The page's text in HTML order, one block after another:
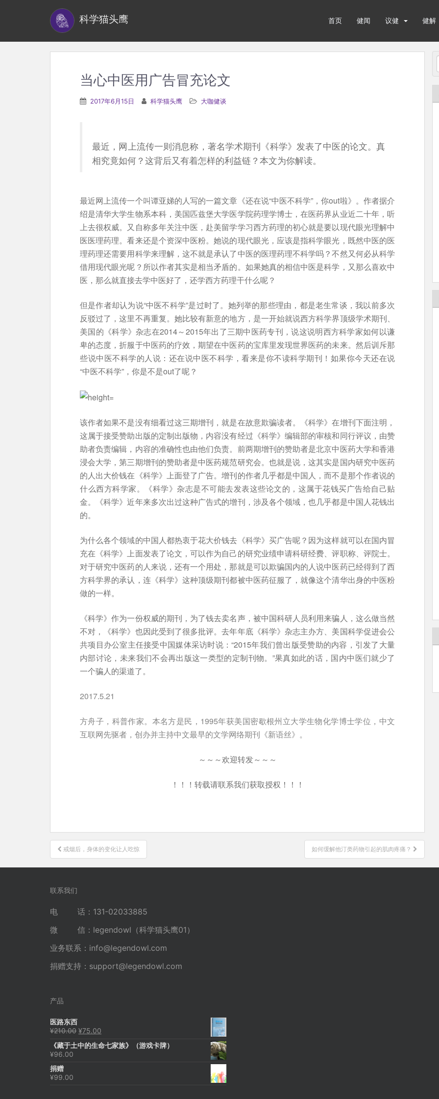
科学猫头鹰 首页 健闻 议健 健解
当心中医用广告冒充论文
2017年6月15日 科学猫头鹰 大咖健谈
最近，网上流传一则消息称，著名学术期刊《科学》发表了中医的论文。真
相究竟如何？这背后又有着怎样的利益链？本文为你解读。
最近网上流传一个叫谭亚娣的人写的一篇文章《还在说“中医不科学”，你out啦》。作者据介
绍是清华大学生物系本科，美国匹兹堡大学医学院药理学博士，在医药界从业近二十年，听
上去很权威。又自称多年关注中医，赴美留学学习西方药理的初心就是要以现代眼光理解中
医医理药理。看来还是个资深中医粉。她说的现代眼光，应该是指科学眼光，既然中医的医
理药理还需要用科学来理解，这不就是承认了中医的医理药理不科学吗？不然又何必从科学
借用现代眼光呢？所以作者其实是相当矛盾的。如果她真的相信中医是科学，又那么喜欢中
医，那么就直接去学中医好了，还学西方药理干什么呢？
但是作者却认为说“中医不科学”是过时了。她列举的那些理由，都是老生常谈，我以前多次
反驳过了，这里不再重复。她比较有新意的地方，是一开始就说西方科学界顶级学术期刊、
美国的《科学》杂志在2014～2015年出了三期中医药专刊，说这说明西方科学家如何以谦
卑的态度，折服于中医药的疗效，期望在中医药的宝库里发现世界医药的未来。然后训斥那
些说中医不科学的人说：还在说中医不科学，看来是你不读科学期刊！如果你今天还在说
“中医不科学”，你是不是out了呢？
该作者如果不是没有细看过这三期增刊，就是在故意欺骗读者。《科学》在增刊下面注明，
这属于接受赞助出版的定制出版物，内容没有经过《科学》编辑部的审核和同行评议，由赞
助者负责编辑，内容的准确性也由他们负责。前两期增刊的赞助者是北京中医药大学和香港
浸会大学，第三期增刊的赞助者是中医药规范研究会。也就是说，这其实是国内研究中医药
的人出大价钱在《科学》上面登了广告。增刊的作者几乎都是中国人，而不是那个作者说的
什么西方科学家。《科学》杂志是不可能去发表这些论文的，这属于花钱买广告给自己贴
金。《科学》近年来多次出过这种广告式的增刊，涉及各个领域，也几乎都是中国人花钱出
的。
为什么各个领域的中国人都热衷于花大价钱去《科学》买广告呢？因为这样就可以在国内冒
充在《科学》上面发表了论文，可以作为自己的研究业绩申请科研经费、评职称、评院士。
对于研究中医药的人来说，还有一个用处，那就是可以欺骗国内的人说中医药已经得到了西
方科学界的承认，连《科学》这种顶级期刊都被中医药征服了，就像这个清华出身的中医粉
做的一样。
《科学》作为一份权威的期刊，为了钱去卖名声，被中国科研人员利用来骗人，这么做当然
不对，《科学》也因此受到了很多批评。去年年底《科学》杂志主办方、美国科学促进会公
共项目办公室主任接受中国媒体采访时说：“2015年我们曾出版受赞助的内容，引发了大量
内部讨论，未来我们不会再出版这一类型的定制刊物。”果真如此的话，国内中医们就少了
一个骗人的渠道了。
2017.5.21
方舟子，科普作家。本名方是民，1995年获美国密歇根州立大学生物化学博士学位，中文
互联网先驱者，创办并主持中文最早的文学网络期刊《新语丝》。
～～～欢迎转发～～～
！！！转载请联系我们获取授权！！！
文
章
导
航
戒烟后，身体的变化让人吃惊 如何缓解他汀类药物引起的肌肉疼痛？
联系我们
电 话：131-02033885
微 信：legendowl（科学猫头鹰01）
业务联系： info@legendowl.com
捐赠支持： support@legendowl.com
产品
医路东西
¥210.00 原
为：
¥75.00
价
《藏于土中的生命七家族》（游戏卡牌）
¥96.00
捐赠
¥99.00